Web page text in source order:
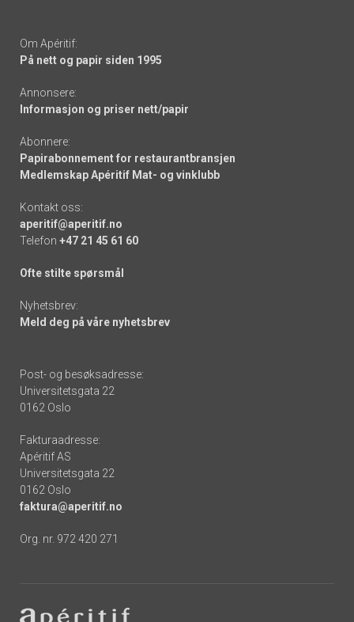
Om Apéritif:
På nett og papir siden 1995
Annonsere:
Informasjon og priser nett/papir
Abonnere:
Papirabonnement for restaurantbransjen
Medlemskap Apéritif Mat- og vinklubb
Kontakt oss:
aperitif@aperitif.no
Telefon +47 21 45 61 60
Ofte stilte spørsmål
Nyhetsbrev:
Meld deg på våre nyhetsbrev
Post- og besøksadresse:
Universitetsgata 22
0162 Oslo
Fakturaadresse:
Apéritif AS
Universitetsgata 22
0162 Oslo
faktura@aperitif.no
Org. nr. 972 420 271